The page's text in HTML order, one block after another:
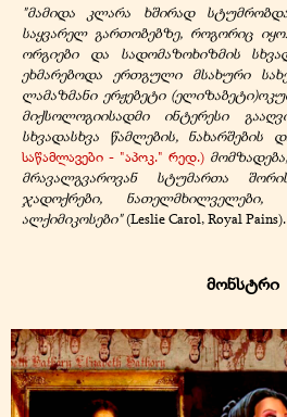
"მამიდა კლარა ხშირად
საყვარელ გართობებზე, როგორიც
ორგიები და სადომაზოხიზმის
ეხმარებოდა ერთგული მსახური
ლამაზმანი ერჟებეტი
მიქსოლოგიისადმი ინტერესი
სხვადასხვა წამლების, ნახარშების
საწამლავები - "აპოკ." რედ.)
მრავალგვაროვან სტუმართა
ჯადოქრები,
ალქიმიკოსები"(Leslie Carol, Royal Pains).
მონსტრი